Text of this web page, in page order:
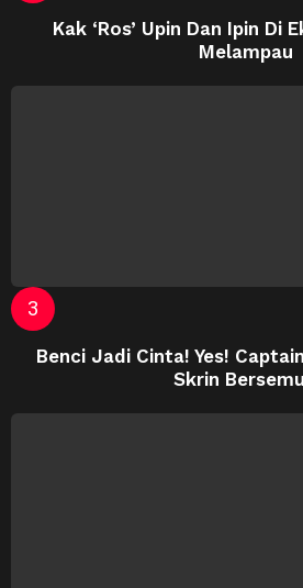
Kak ‘Ros’ Upin Dan Ipin Di
Melampau
Benci Jadi Cinta! Yes!
Skrin